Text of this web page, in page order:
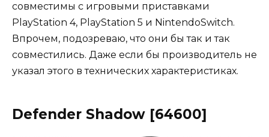
совместимы с игровыми приставками
PlayStation 4, PlayStation 5 и NintendoSwitch.
Впрочем, подозреваю, что они бы так и так
совместились. Даже если бы производитель не
указал этого в технических характеристиках.
Defender Shadow [64600]